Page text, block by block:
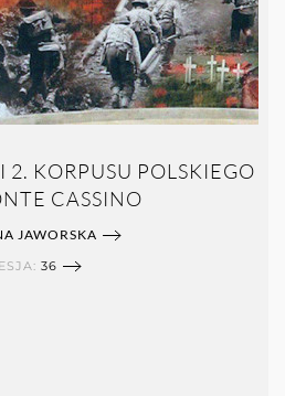
KORPUSU POLSKIEGO
CASSINO
JAWORSKA
36